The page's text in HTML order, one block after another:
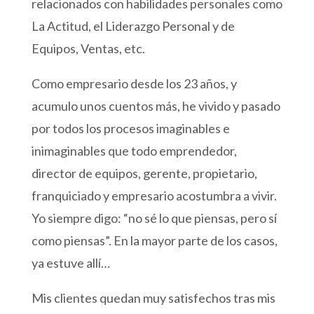
relacionados con habilidades personales como
La Actitud, el Liderazgo Personal y de
Equipos, Ventas, etc.
Como empresario desde los 23 años, y
acumulo unos cuentos más, he vivido y pasado
por todos los procesos imaginables e
inimaginables que todo emprendedor,
director de equipos, gerente, propietario,
franquiciado y empresario acostumbra a vivir.
Yo siempre digo: “no sé lo que piensas, pero sí
como piensas”. En la mayor parte de los casos,
ya estuve allí…
Mis clientes quedan muy satisfechos tras mis